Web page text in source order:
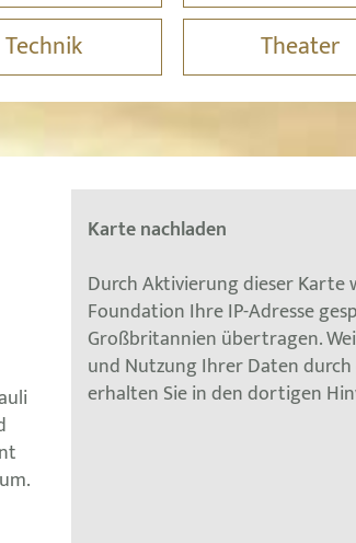
Technik Theater
Karte nachladen
Durch Aktivierung dieser
Foundation Ihre IP-Adresse
Großbritannien übertragen.
und Nutzung Ihrer Daten
erhalten Sie in den dortigen